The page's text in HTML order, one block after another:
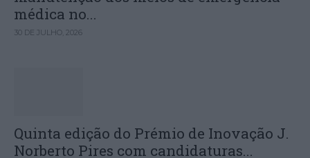
médica no...
30 DE JULHO, 2026
Quinta edição do Prémio de Inovação J.
Norberto Pires com candidaturas...